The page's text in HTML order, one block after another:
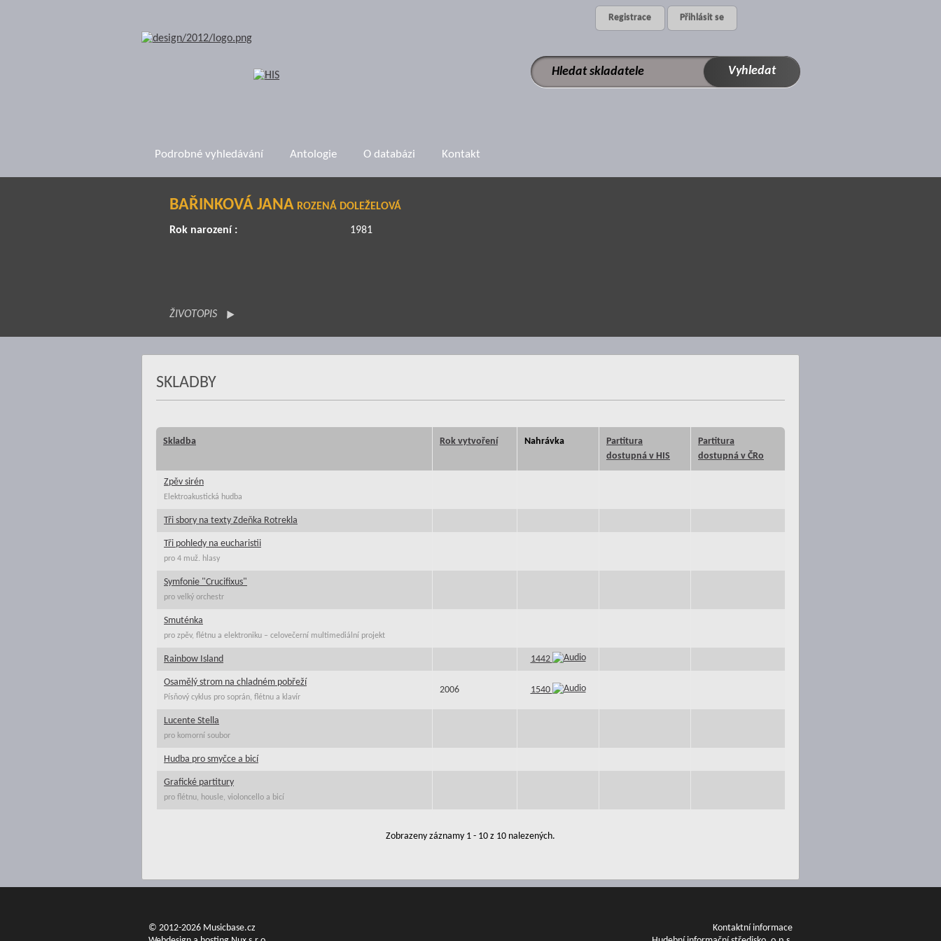
Registrace Přihlásit se
Podrobné vyhledávání Antologie O databázi Kontakt
BAŘINKOVÁ JANA ROZENÁ DOLEŽELOVÁ
Rok narození : 1981
ŽIVOTOPIS
SKLADBY
Skladba Rok vytvoření Nahrávka
Partitura
dostupná v HIS
Partitura
dostupná v ČRo
Zpěv sirén
Elektroakustická hudba
Tři sbory na texty Zdeňka Rotrekla
Tři pohledy na eucharistii
pro 4 muž. hlasy
Symfonie "Crucifixus"
pro velký orchestr
Smuténka
pro zpěv, flétnu a elektroniku – celovečerní multimediální projekt
Rainbow Island 1442
Osamělý strom na chladném pobřeží
Písňový cyklus pro soprán, flétnu a klavír
2006 1540
Lucente Stella
pro komorní soubor
Hudba pro smyčce a bicí
Grafické partitury
pro flétnu, housle, violoncello a bicí
Zobrazeny záznamy 1 - 10 z 10 nalezených.
© 2012-2026 Musicbase.cz
Kontaktní informace